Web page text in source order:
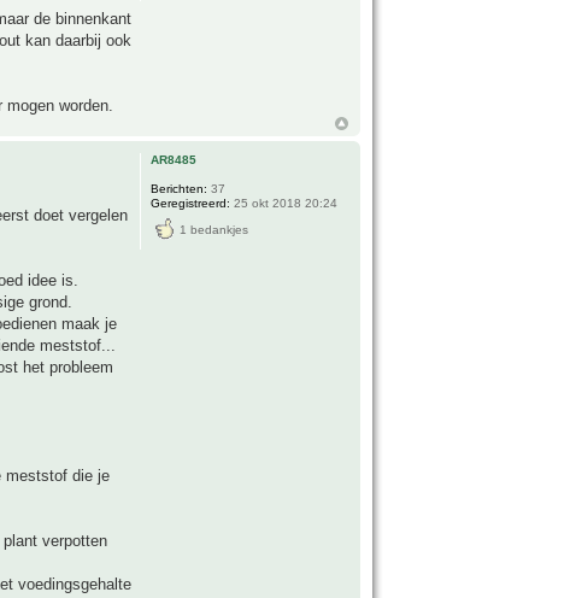
de binnenkant
kan daarbij ook
mogen worden.
doet vergelen
idee is.
grond.
maak je
meststof...
het probleem
meststof die je
verpotten
voedingsgehalte
AR8485
Berichten: 37
Geregistreerd: 25 okt 2018 20:24
1 bedankjes